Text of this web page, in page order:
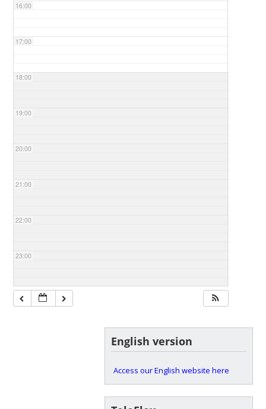
16:00
17:00
18:00
19:00
20:00
21:00
22:00
23:00
English version
Access our English website here